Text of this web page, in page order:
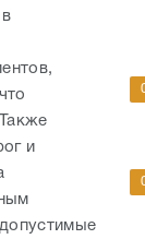
и